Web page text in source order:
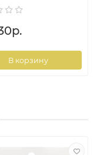
В корзину